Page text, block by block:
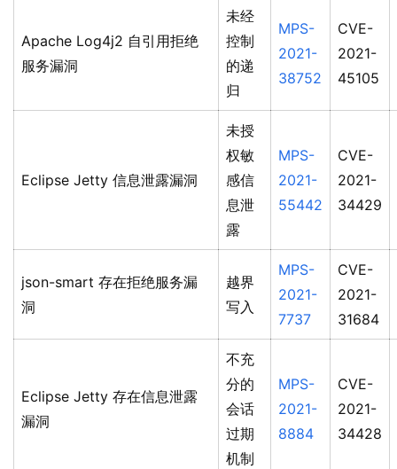
Apache Log4j2 自引用拒绝
服务漏洞
未经
控制
的递
归
MPS-
2021-
38752
CVE-
2021-
45105
Eclipse Jetty 信息泄露漏洞
未授
权敏
感信
息泄
露
MPS-
2021-
55442
CVE-
2021-
34429
json-smart 存在拒绝服务漏
洞
越界
写入
MPS-
2021-
7737
CVE-
2021-
31684
Eclipse Jetty 存在信息泄露
漏洞
不充
分的
会话
过期
机制
MPS-
2021-
8884
CVE-
2021-
34428